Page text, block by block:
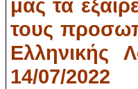
μας τα
τους
Ελληνικής
14/07/2022